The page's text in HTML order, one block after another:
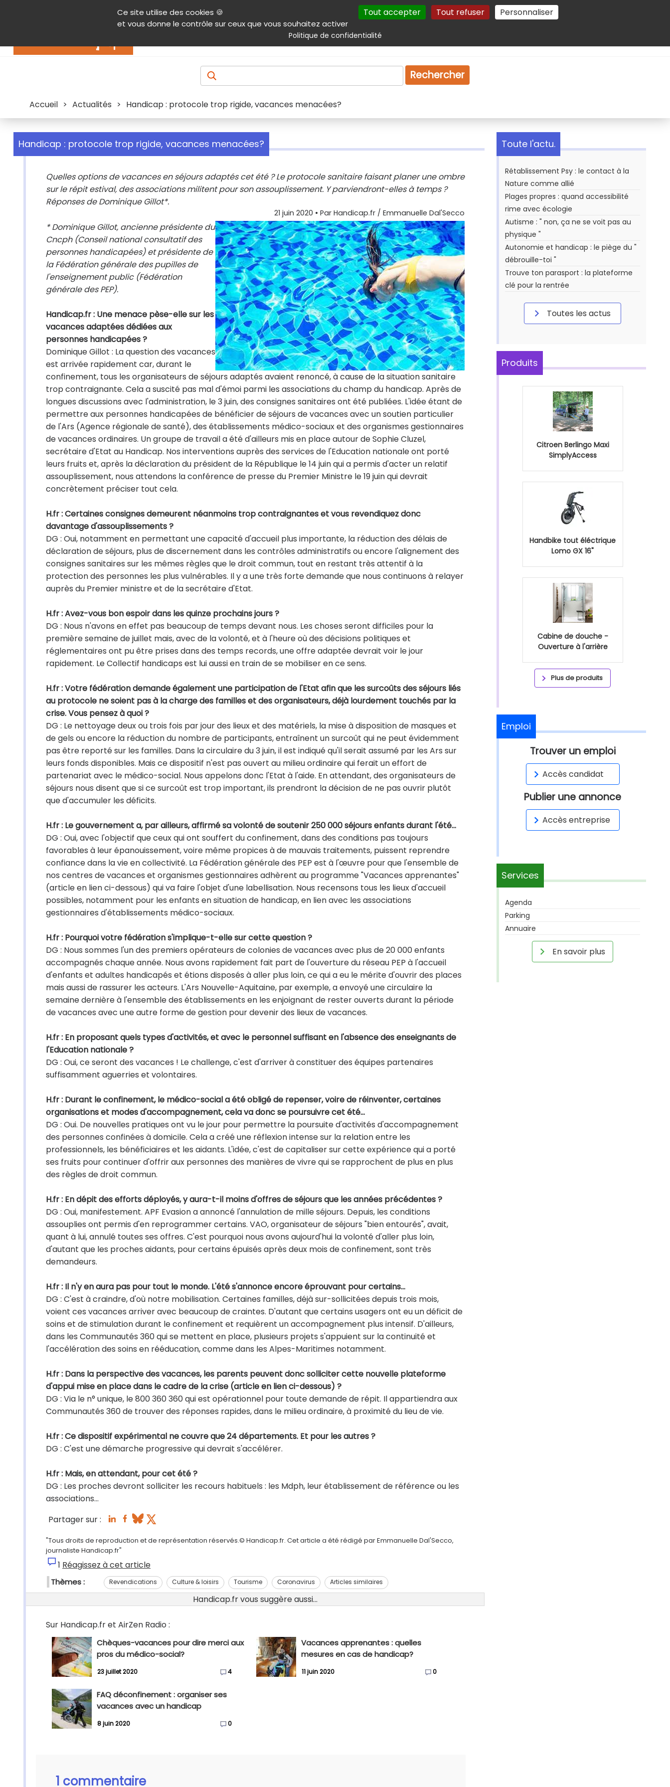
Ce site utilise des cookies 🍪
et vous donne le contrôle sur ceux que vous souhaitez activer
Tout accepter Tout refuser Personnaliser
Politique de confidentialité
Contenu Aide et accessibilité Menu principal Autres services Plan du site Gestion des cookies
Produits & services Emploi Droit
Rechercher
Accueil > Actualités > Handicap : protocole trop rigide, vacances menacées?
Handicap : protocole trop rigide, vacances menacées?
Quelles options de vacances en séjours adaptés cet été ? Le protocole sanitaire faisant planer une ombre
sur le répit estival, des associations militent pour son assouplissement. Y parviendront-elles à temps ?
Réponses de Dominique Gillot*.
21 juin 2020 • Par Handicap.fr / Emmanuelle Dal'Secco
* Dominique Gillot, ancienne présidente du
Cncph (Conseil national consultatif des
personnes handicapées) et présidente de
la Fédération générale des pupilles de
l'enseignement public (Fédération
générale des PEP).
Handicap.fr : Une menace pèse-elle sur les
vacances adaptées dédiées aux
personnes handicapées ?
Dominique Gillot : La question des vacances
est arrivée rapidement car, durant le
confinement, tous les organisateurs de séjours adaptés avaient renoncé, à cause de la situation sanitaire
trop contraignante. Cela a suscité pas mal d'émoi parmi les associations du champ du handicap. Après de
longues discussions avec l'administration, le 3 juin, des consignes sanitaires ont été publiées. L'idée étant de
permettre aux personnes handicapées de bénéficier de séjours de vacances avec un soutien particulier
de l'Ars (Agence régionale de santé), des établissements médico-sociaux et des organismes gestionnaires
de vacances ordinaires. Un groupe de travail a été d'ailleurs mis en place autour de Sophie Cluzel,
secrétaire d'Etat au Handicap. Nos interventions auprès des services de l'Education nationale ont porté
leurs fruits et, après la déclaration du président de la République le 14 juin qui a permis d'acter un relatif
assouplissement, nous attendons la conférence de presse du Premier Ministre le 19 juin qui devrait
concrètement préciser tout cela.
H.fr : Certaines consignes demeurent néanmoins trop contraignantes et vous revendiquez donc
davantage d'assouplissements ?
DG : Oui, notamment en permettant une capacité d'accueil plus importante, la réduction des délais de
déclaration de séjours, plus de discernement dans les contrôles administratifs ou encore l'alignement des
consignes sanitaires sur les mêmes règles que le droit commun, tout en restant très attentif à la
protection des personnes les plus vulnérables. Il y a une très forte demande que nous continuons à relayer
auprès du Premier ministre et de la secrétaire d'Etat.
H.fr : Avez-vous bon espoir dans les quinze prochains jours ?
DG : Nous n'avons en effet pas beaucoup de temps devant nous. Les choses seront difficiles pour la
première semaine de juillet mais, avec de la volonté, et à l'heure où des décisions politiques et
réglementaires ont pu être prises dans des temps records, une offre adaptée devrait voir le jour
rapidement. Le Collectif handicaps est lui aussi en train de se mobiliser en ce sens.
H.fr : Votre fédération demande également une participation de l'Etat afin que les surcoûts des séjours liés
au protocole ne soient pas à la charge des familles et des organisateurs, déjà lourdement touchés par la
crise. Vous pensez à quoi ?
DG : Le nettoyage deux ou trois fois par jour des lieux et des matériels, la mise à disposition de masques et
de gels ou encore la réduction du nombre de participants, entraînent un surcoût qui ne peut évidemment
pas être reporté sur les familles. Dans la circulaire du 3 juin, il est indiqué qu'il serait assumé par les Ars sur
leurs fonds disponibles. Mais ce dispositif n'est pas ouvert au milieu ordinaire qui ferait un effort de
partenariat avec le médico-social. Nous appelons donc l'Etat à l'aide. En attendant, des organisateurs de
séjours nous disent que si ce surcoût est trop important, ils prendront la décision de ne pas ouvrir plutôt
que d'accumuler les déficits.
H.fr : Le gouvernement a, par ailleurs, affirmé sa volonté de soutenir 250 000 séjours enfants durant l'été…
DG : Oui, avec l'objectif que ceux qui ont souffert du confinement, dans des conditions pas toujours
favorables à leur épanouissement, voire même propices à de mauvais traitements, puissent reprendre
confiance dans la vie en collectivité. La Fédération générale des PEP est à l'œuvre pour que l'ensemble de
nos centres de vacances et organismes gestionnaires adhèrent au programme "Vacances apprenantes"
(article en lien ci-dessous) qui va faire l'objet d'une labellisation. Nous recensons tous les lieux d'accueil
possibles, notamment pour les enfants en situation de handicap, en lien avec les associations
gestionnaires d'établissements médico-sociaux.
H.fr : Pourquoi votre fédération s'implique-t-elle sur cette question ?
DG : Nous sommes l'un des premiers opérateurs de colonies de vacances avec plus de 20 000 enfants
accompagnés chaque année. Nous avons rapidement fait part de l'ouverture du réseau PEP à l'accueil
d'enfants et adultes handicapés et étions disposés à aller plus loin, ce qui a eu le mérite d'ouvrir des places
mais aussi de rassurer les acteurs. L'Ars Nouvelle-Aquitaine, par exemple, a envoyé une circulaire la
semaine dernière à l'ensemble des établissements en les enjoignant de rester ouverts durant la période
de vacances avec une autre forme de gestion pour devenir des lieux de vacances.
H.fr : En proposant quels types d'activités, et avec le personnel suffisant en l'absence des enseignants de
l'Education nationale ?
DG : Oui, ce seront des vacances ! Le challenge, c'est d'arriver à constituer des équipes partenaires
suffisamment aguerries et volontaires.
H.fr : Durant le confinement, le médico-social a été obligé de repenser, voire de réinventer, certaines
organisations et modes d'accompagnement, cela va donc se poursuivre cet été...
DG : Oui. De nouvelles pratiques ont vu le jour pour permettre la poursuite d'activités d'accompagnement
des personnes confinées à domicile. Cela a créé une réflexion intense sur la relation entre les
professionnels, les bénéficiaires et les aidants. L'idée, c'est de capitaliser sur cette expérience qui a porté
ses fruits pour continuer d'offrir aux personnes des manières de vivre qui se rapprochent de plus en plus
des règles de droit commun.
H.fr : En dépit des efforts déployés, y aura-t-il moins d'offres de séjours que les années précédentes ?
DG : Oui, manifestement. APF Evasion a annoncé l'annulation de mille séjours. Depuis, les conditions
assouplies ont permis d'en reprogrammer certains. VAO, organisateur de séjours "bien entourés", avait,
quant à lui, annulé toutes ses offres. C'est pourquoi nous avons aujourd'hui la volonté d'aller plus loin,
d'autant que les proches aidants, pour certains épuisés après deux mois de confinement, sont très
demandeurs.
H.fr : Il n'y en aura pas pour tout le monde. L'été s'annonce encore éprouvant pour certains…
DG : C'est à craindre, d'où notre mobilisation. Certaines familles, déjà sur-sollicitées depuis trois mois,
voient ces vacances arriver avec beaucoup de craintes. D'autant que certains usagers ont eu un déficit de
soins et de stimulation durant le confinement et requièrent un accompagnement plus intensif. D'ailleurs,
dans les Communautés 360 qui se mettent en place, plusieurs projets s'appuient sur la continuité et
l'accélération des soins en rééducation, comme dans les Alpes-Maritimes notamment.
H.fr : Dans la perspective des vacances, les parents peuvent donc solliciter cette nouvelle plateforme
d'appui mise en place dans le cadre de la crise (article en lien ci-dessous) ?
DG : Via le n° unique, le 800 360 360 qui est opérationnel pour toute demande de répit. Il appartiendra aux
Communautés 360 de trouver des réponses rapides, dans le milieu ordinaire, à proximité du lieu de vie.
H.fr : Ce dispositif expérimental ne couvre que 24 départements. Et pour les autres ?
DG : C'est une démarche progressive qui devrait s'accélérer.
H.fr : Mais, en attendant, pour cet été ?
DG : Les proches devront solliciter les recours habituels : les Mdph, leur établissement de référence ou les
associations...
Partager sur :
"Tous droits de reproduction et de représentation réservés.© Handicap.fr. Cet article a été rédigé par Emmanuelle Dal'Secco,
journaliste Handicap.fr"
1 Réagissez à cet article
Thèmes : Revendications Culture & loisirs Tourisme Coronavirus Articles similaires
Handicap.fr vous suggère aussi...
Sur Handicap.fr et AirZen Radio :
Chèques-vacances pour dire merci aux
pros du médico-social?
23 juillet 2020 4
Vacances apprenantes : quelles
mesures en cas de handicap?
11 juin 2020 0
FAQ déconfinement : organiser ses
vacances avec un handicap
8 juin 2020 0
1 commentaire
Toute l'actu.
Rétablissement Psy : le contact à la
Nature comme allié
Plages propres : quand accessibilité
rime avec écologie
Autisme : " non, ça ne se voit pas au
physique "
Autonomie et handicap : le piège du "
débrouille-toi "
Trouve ton parasport : la plateforme
clé pour la rentrée
Toutes les actus
Produits
Citroen Berlingo Maxi
SimplyAccess
Handbike tout éléctrique
Lomo GX 16"
Cabine de douche -
Ouverture à l'arrière
Plus de produits
Emploi
Trouver un emploi
Accès candidat
Publier une annonce
Accès entreprise
Services
Agenda
Parking
Annuaire
En savoir plus